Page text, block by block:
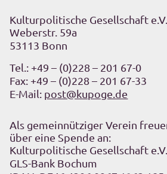
Kulturpolitische Gesellschaft e.V.
Weberstr. 59a
53113 Bonn
Tel.: +49 – (0)228 – 201 67-0
Fax: +49 – (0)228 – 201 67-33
E-Mail: post@kupoge.de
Als gemeinnütziger Verein
über eine Spende an:
Kulturpolitische Gesellschaft e.V.
GLS-Bank Bochum